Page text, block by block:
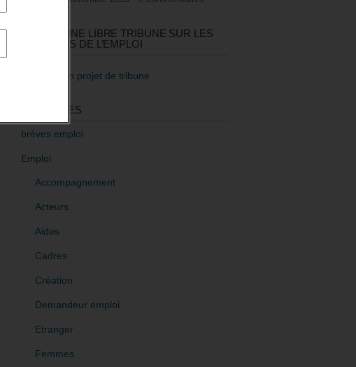
RÉDIGEZ UNE LIBRE TRIBUNE SUR LES
POLITIQUES DE L’EMPLOI
>Décrire mon projet de tribune
CATÉGORIES
brèves emploi
Emploi
Accompagnement
Acteurs
Aides
Cadres
Création
Demandeur emploi
Etranger
Femmes